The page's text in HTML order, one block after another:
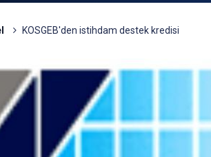
KOSGEB'den istihdam destek kredisi